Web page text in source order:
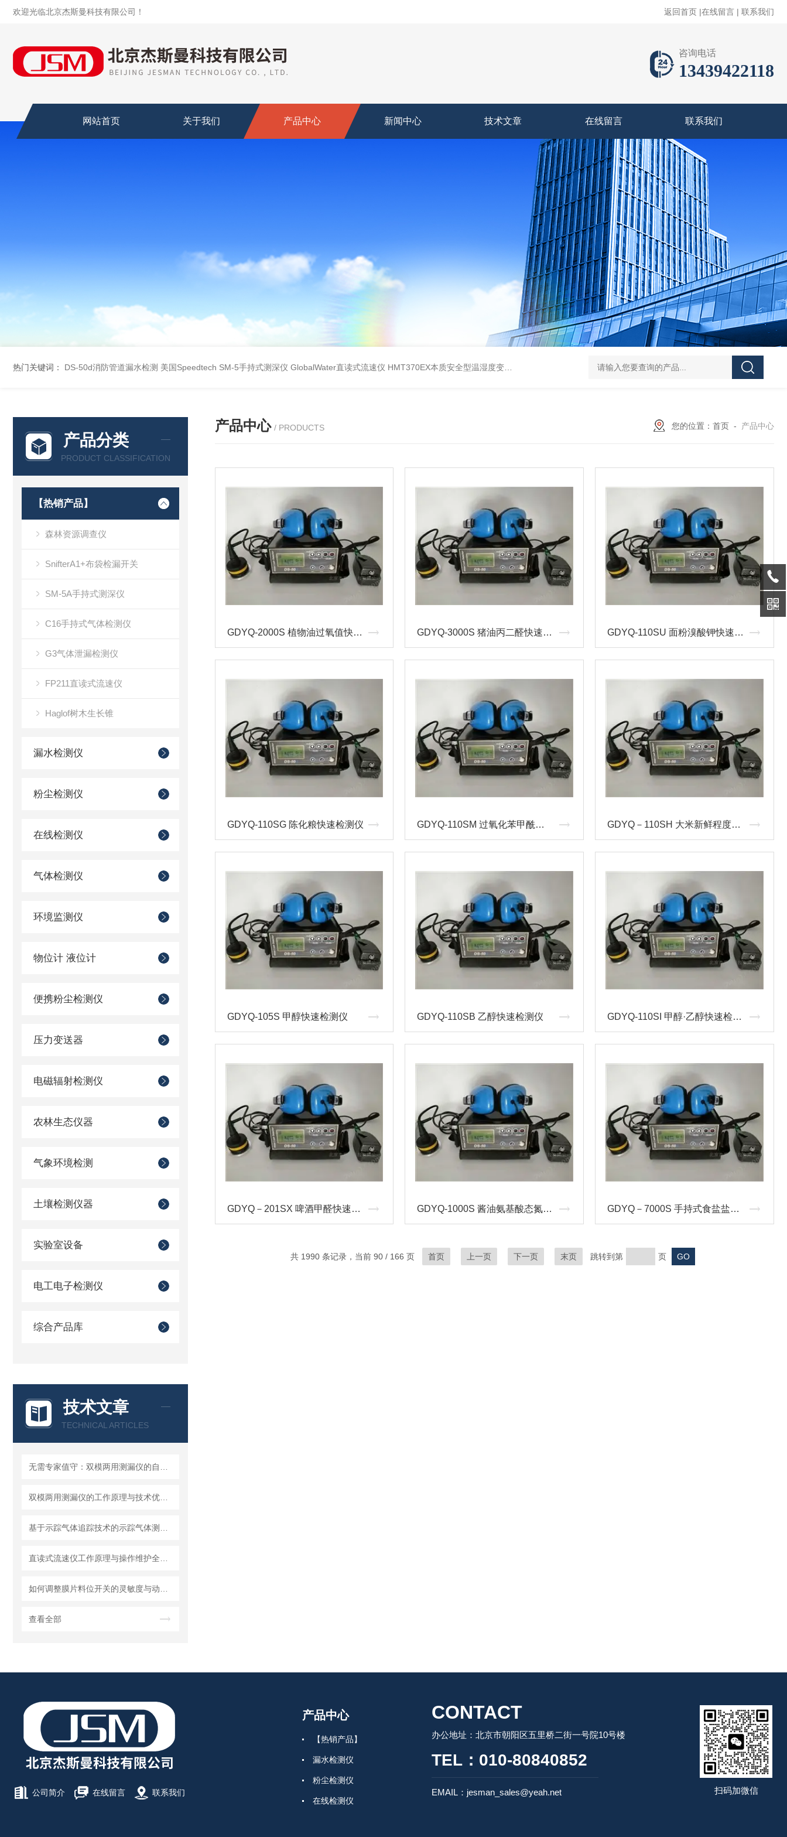
欢迎光临北京杰斯曼科技有限公司！ 返回首页 |在线留言 | 联系我们
咨询电话
13439422118
网站首页 关于我们 产品中心 新闻中心 技术文章 在线留言 联系我们
热门关键词： DS-50d消防管道漏水检测 美国Speedtech SM-5手持式测深仪 GlobalWater直读式流速仪 HMT370EX本质安全型温湿度变送器系列 适用于 0 区和 20 区 DS-50d韩国大成管道漏水检测仪 DS-50d韩国
产品分类
PRODUCT CLASSIFICATION
【热销产品】
森林资源调查仪
SnifterA1+布袋检漏开关
SM-5A手持式测深仪
C16手持式气体检测仪
G3气体泄漏检测仪
FP211直读式流速仪
Haglof树木生长锥
漏水检测仪
粉尘检测仪
在线检测仪
气体检测仪
环境监测仪
物位计 液位计
便携粉尘检测仪
压力变送器
电磁辐射检测仪
农林生态仪器
气象环境检测
土壤检测仪器
实验室设备
电工电子检测仪
综合产品库
技术文章
TECHNICAL ARTICLES
查看全部
产品中心 / PRODUCTS 您的位置： 首页 - 产品中心
GDYQ-2000S 植物油过氧值快速测定仪 GDYQ-3000S 猪油丙二醛快速测定仪 GDYQ-110SU 面粉溴酸钾快速检测仪
GDYQ-110SG 陈化粮快速检测仪 GDYQ-110SM 过氧化苯甲酰快速测定仪 GDYQ－110SH 大米新鲜程度快速检测仪
GDYQ-105S 甲醇快速检测仪 GDYQ-110SB 乙醇快速检测仪 GDYQ-110SI 甲醇·乙醇快速检测仪
GDYQ－201SX 啤酒甲醛快速测定仪 GDYQ-1000S 酱油氨基酸态氮快速测定仪 GDYQ－7000S 手持式食盐盐度快速测定仪
共 1990 条记录，当前 90 / 166 页 首页 上一页 下一页 末页 跳转到第 页
公司简介 在线留言 联系我们
产品中心
【热销产品】
漏水检测仪
粉尘检测仪
在线检测仪
CONTACT
办公地址：北京市朝阳区五里桥二街一号院10号楼
TEL：010-80840852
EMAIL：jesman_sales@yeah.net 扫码加微信